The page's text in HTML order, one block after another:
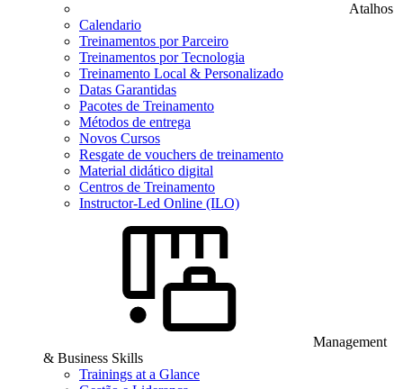
Atalhos
Calendario
Treinamentos por Parceiro
Treinamentos por Tecnologia
Treinamento Local & Personalizado
Datas Garantidas
Pacotes de Treinamento
Métodos de entrega
Novos Cursos
Resgate de vouchers de treinamento
Material didático digital
Centros de Treinamento
Instructor-Led Online (ILO)
Management
& Business Skills
Trainings at a Glance